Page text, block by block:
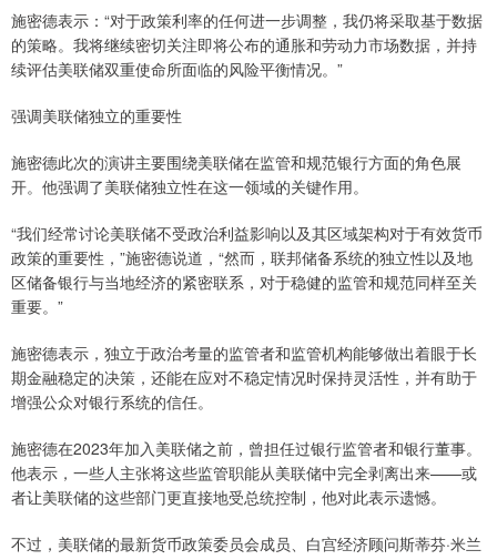
施密德表示：“对于政策利率的任何进一步调整，我仍将采取基于数据
的策略。我将继续密切关注即将公布的通胀和劳动力市场数据，并持
续评估美联储双重使命所面临的风险平衡情况。”
强调美联储独立的重要性
施密德此次的演讲主要围绕美联储在监管和规范银行方面的角色展
开。他强调了美联储独立性在这一领域的关键作用。
“我们经常讨论美联储不受政治利益影响以及其区域架构对于有效货币
政策的重要性，”施密德说道，“然而，联邦储备系统的独立性以及地
区储备银行与当地经济的紧密联系，对于稳健的监管和规范同样至关
重要。”
施密德表示，独立于政治考量的监管者和监管机构能够做出着眼于长
期金融稳定的决策，还能在应对不稳定情况时保持灵活性，并有助于
增强公众对银行系统的信任。
施密德在2023年加入美联储之前，曾担任过银行监管者和银行董事。
他表示，一些人主张将这些监管职能从美联储中完全剥离出来——或
者让美联储的这些部门更直接地受总统控制，他对此表示遗憾。
不过，美联储的最新货币政策委员会成员、白宫经济顾问斯蒂芬·米兰